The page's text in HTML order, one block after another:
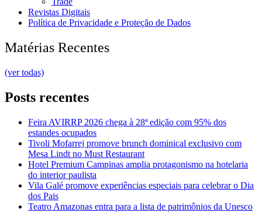
Revistas Digitais
Política de Privacidade e Proteção de Dados
Matérias Recentes
(ver todas)
Posts recentes
Feira AVIRRP 2026 chega à 28ª edição com 95% dos
estandes ocupados
Tivoli Mofarrej promove brunch dominical exclusivo com
Mesa Lindt no Must Restaurant
Hotel Premium Campinas amplia protagonismo na hotelaria
do interior paulista
Vila Galé promove experiências especiais para celebrar o Dia
dos Pais
Teatro Amazonas entra para a lista de patrimônios da Unesco